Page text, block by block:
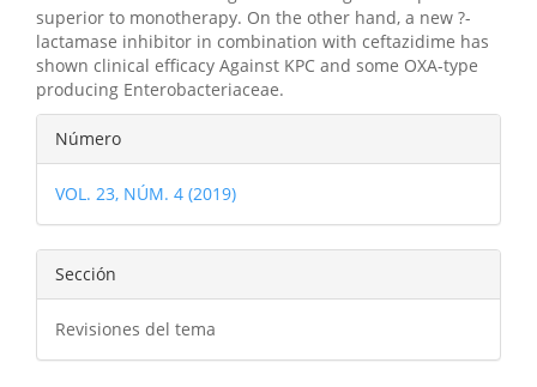
superior to monotherapy. On the other hand, a new ?-
lactamase inhibitor in combination with ceftazidime has
shown clinical efficacy Against KPC and some OXA-type
producing Enterobacteriaceae.
Detalles
del
artículo
Número
VOL. 23, NÚM. 4 (2019)
Sección
Revisiones del tema